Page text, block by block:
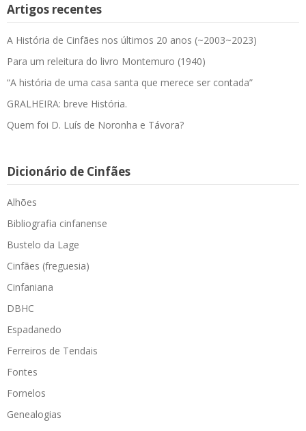
Artigos recentes
A História de Cinfães nos últimos 20 anos (~2003~2023)
Para um releitura do livro Montemuro (1940)
“A história de uma casa santa que merece ser contada”
GRALHEIRA: breve História.
Quem foi D. Luís de Noronha e Távora?
Dicionário de Cinfães
Alhões
Bibliografia cinfanense
Bustelo da Lage
Cinfães (freguesia)
Cinfaniana
DBHC
Espadanedo
Ferreiros de Tendais
Fontes
Fornelos
Genealogias